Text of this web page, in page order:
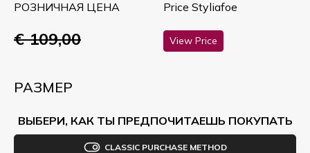
РОЗНИЧНАЯ ЦЕНА
€ 109,00
Price Styliafoe
View Price
РАЗМЕР
ВЫБЕРИ, КАК ТЫ ПРЕДПОЧИТАЕШЬ ПОКУПАТЬ
CLASSIC PURCHASE METHOD